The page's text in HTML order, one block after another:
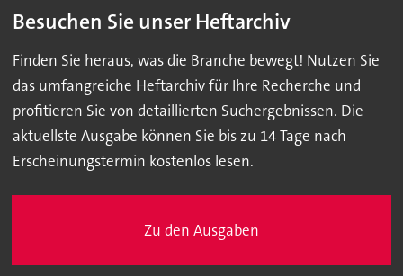
Besuchen Sie unser Heftarchiv
Finden Sie heraus, was die Branche bewegt! Nutzen Sie
das umfangreiche Heftarchiv für Ihre Recherche und
profitieren Sie von detaillierten Suchergebnissen. Die
aktuellste Ausgabe können Sie bis zu 14 Tage nach
Erscheinungstermin kostenlos lesen.
Zu den Ausgaben